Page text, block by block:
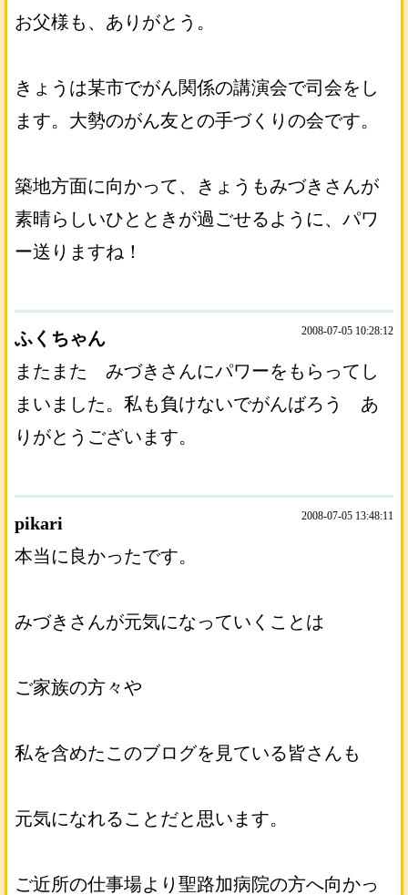
お父様も、ありがとう。
きょうは某市でがん関係の講演会で司会をし
ます。大勢のがん友との手づくりの会です。
築地方面に向かって、きょうもみづきさんが
素晴らしいひとときが過ごせるように、パワ
ー送りますね！
ふくちゃん 2008-07-05 10:28:12
またまた みづきさんにパワーをもらってし
まいました。私も負けないでがんばろう あ
りがとうございます。
pikari 2008-07-05 13:48:11
本当に良かったです。
みづきさんが元気になっていくことは
ご家族の方々や
私を含めたこのブログを見ている皆さんも
元気になれることだと思います。
ご近所の仕事場より聖路加病院の方へ向かっ